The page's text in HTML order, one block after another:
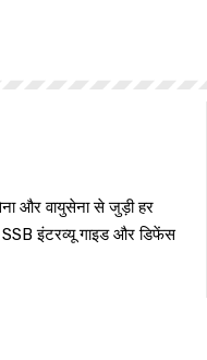
और वायुसेना से जुड़ी हर
SSB इंटरव्यू गाइड और डिफेंस